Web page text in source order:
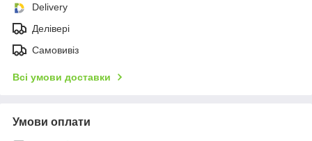
Delivery
Делівері
Самовивіз
Всі умови доставки
Умови оплати